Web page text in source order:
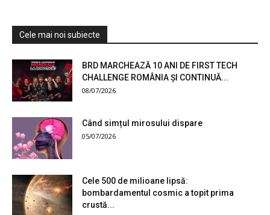
Cele mai noi subiecte
BRD MARCHEAZĂ 10 ANI DE FIRST TECH
CHALLENGE ROMÂNIA ȘI CONTINUĂ...
08/07/2026
Când simțul mirosului dispare
05/07/2026
Cele 500 de milioane lipsă:
bombardamentul cosmic a topit prima
crustă...